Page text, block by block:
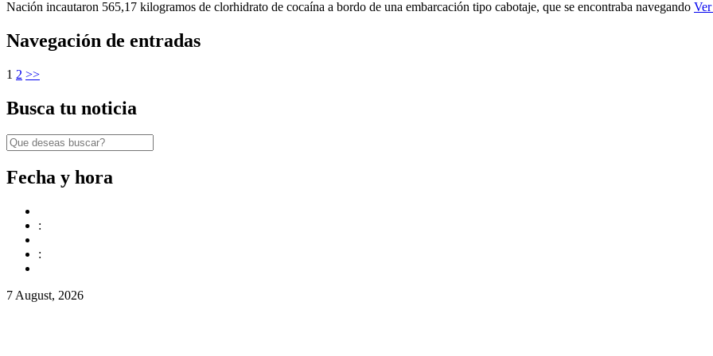
Nación incautaron 565,17 kilogramos de clorhidrato de cocaína a bordo de una embarcación tipo cabotaje, que se encontraba navegando
Navegación de entradas
1 2 >>
Busca tu noticia
Fecha y hora
:
:
7 August, 2026